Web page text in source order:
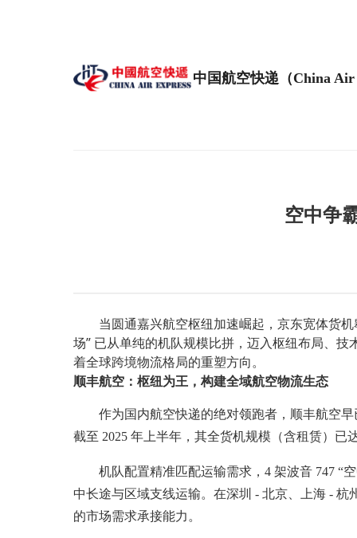
中国航空快递（China Air
空中争
当圆通嘉兴航空枢纽加速崛起，京东宽体货机
场” 已从单纯的机队规模比拼，迈入枢纽布局、
着全球跨境物流格局的重塑方向。
顺丰航空：枢纽为王，构建全域航空物流生态
作为国内航空快递的绝对领跑者，顺丰航空早
截至 2025 年上半年，其全货机规模（含租赁）已
机队配置精准匹配运输需求，4 架波音 747 “空
中长途与区域支线运输。在深圳 - 北京、上海 - 杭
的市场需求承接能力。